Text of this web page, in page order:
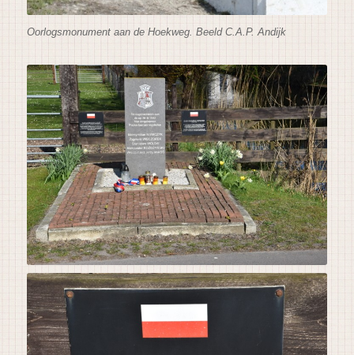
Oorlogsmonument aan de Hoekweg. Beeld C.A.P. Andijk